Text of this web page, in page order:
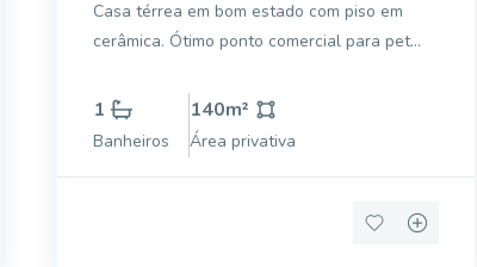
Casa térrea em bom estado com piso em
cerâmica. Ótimo ponto comercial para pet
1
Banheiros
140m²
Área privativa